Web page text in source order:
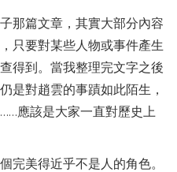
那篇文章，其實大部分內容
只要對某些人物或事件產生
得到。當我整理完文字之後
是對趙雲的事蹟如此陌生，
應該是大家一直對歷史上
完美得近乎不是人的角色。